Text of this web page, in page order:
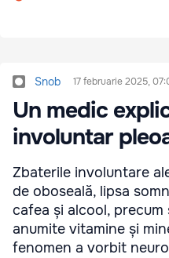
Snob 17 februarie 2025,
Un medic
involuntar
Zbaterile involuntare
de oboseală, lipsa
cafea și alcool,
anumite vitamine și
fenomen a vorbit